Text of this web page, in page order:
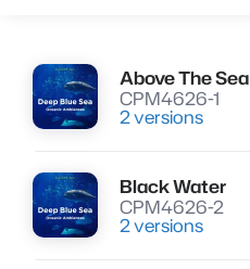
Lire
Above The Sea
CPM4626-1
2 versions
Lire
Black Water
CPM4626-2
2 versions